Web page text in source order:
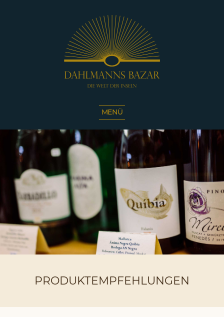
Die
Welt
der
Inseln
|
Café
Sassnitz
MENÜ
PRODUKTEMPFEHLUNGEN